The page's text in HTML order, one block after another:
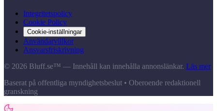
Integritetspolicy
Cookie Policy
Cookie-inställningar
Användarvillkor
Ansvarsfriskrivning
© 2026 Bluff.se™ — Innehåll kan innehålla annonslänkar. Läs mer
Baserat på offentliga myndighetsbeslut • Oberoende redaktionell
granskning